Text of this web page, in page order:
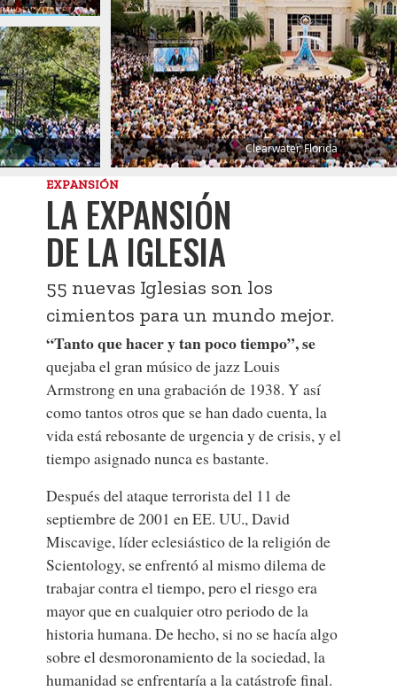
Clearwater, Florida
EXPANSIÓN
LA EXPANSIÓN
DE LA IGLESIA
55 nuevas Iglesias son los
cimientos para un mundo mejor.
“Tanto que hacer y tan poco tiempo”, se
quejaba el gran músico de jazz Louis
Armstrong en una grabación de 1938. Y así
como tantos otros que se han dado cuenta, la
vida está rebosante de urgencia y de crisis, y el
tiempo asignado nunca es bastante.
Después del ataque terrorista del 11 de
septiembre de 2001 en EE. UU.,David
Miscavige,líder eclesiástico de la religión de
Scientology, se enfrentó al mismo dilema de
trabajar contra el tiempo, pero el riesgo era
mayor que en cualquier otro periodo de la
historia humana. De hecho, si no se hacía algo
sobre el desmoronamiento de la sociedad, la
humanidad se enfrentaría a la catástrofe final.